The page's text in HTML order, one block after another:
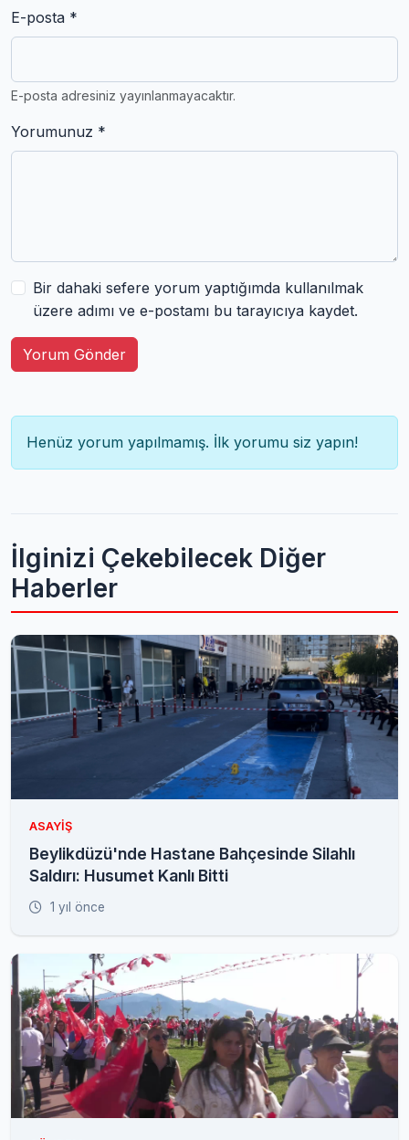
E-posta *
E-posta adresiniz yayınlanmayacaktır.
Yorumunuz *
Bir dahaki sefere yorum yaptığımda kullanılmak
üzere adımı ve e-postamı bu tarayıcıya kaydet.
Yorum Gönder
Henüz yorum yapılmamış. İlk yorumu siz yapın!
İlginizi Çekebilecek Diğer
Haberler
ASAYIŞ
Beylikdüzü'nde Hastane Bahçesinde Silahlı
Saldırı: Husumet Kanlı Bitti
1 yıl önce